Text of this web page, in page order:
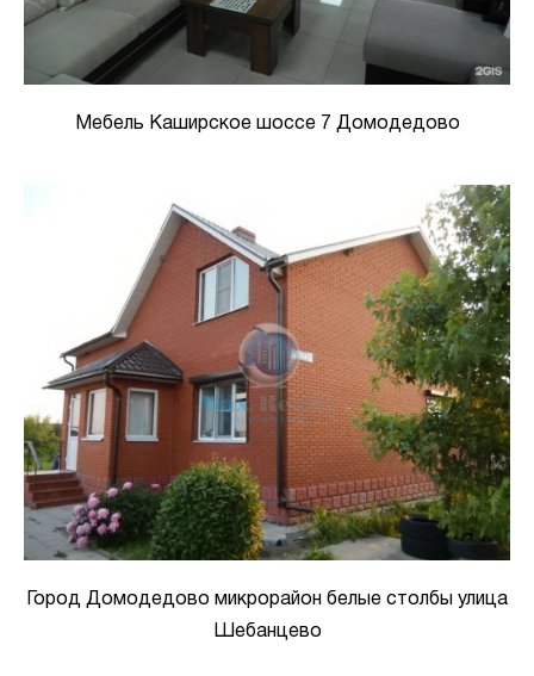
Мебель Каширское шоссе 7 Домодедово
Город Домодедово микрорайон белые столбы улица
Шебанцево